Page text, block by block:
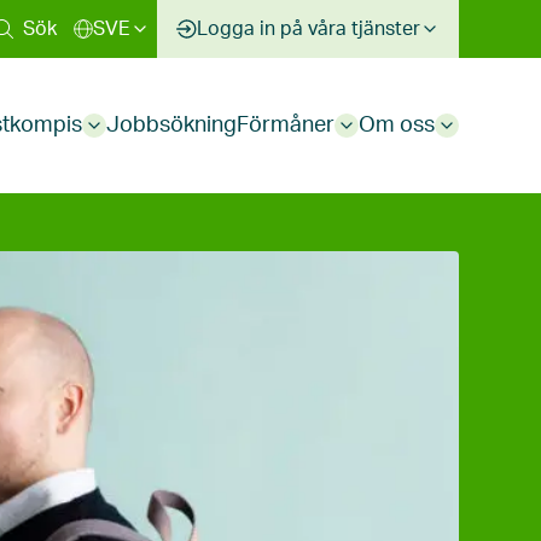
Sök SVE Logga in på våra tjänster
Sub
Jobbsökning Förmåner Sub
Om oss Sub